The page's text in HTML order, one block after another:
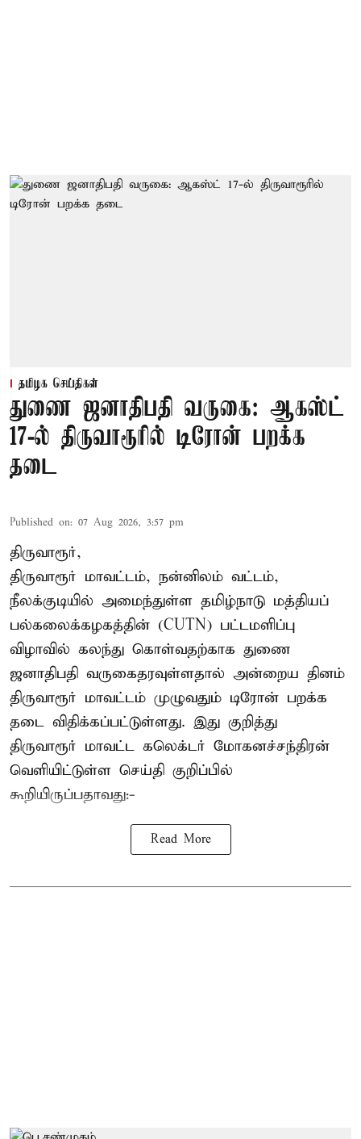
தமிழக செய்திகள்
துணை ஜனாதிபதி வருகை: ஆகஸ்ட்
17-ல் திருவாரூரில் டிரோன் பறக்க
தடை
Published on: 07 Aug 2026, 3:57 pm
திருவாரூர்,
திருவாரூர் மாவட்டம், நன்னிலம் வட்டம்,
நீலக்குடியில் அமைந்துள்ள தமிழ்நாடு மத்தியப்
பல்கலைக்கழகத்தின் (CUTN) பட்டமளிப்பு
விழாவில் கலந்து கொள்வதற்காக துணை
ஜனாதிபதி வருகைதரவுள்ளதால் அன்றைய தினம்
திருவாரூர் மாவட்டம் முழுவதும் டிரோன் பறக்க
தடை விதிக்கப்பட்டுள்ளது. இது குறித்து
திருவாரூர் மாவட்ட கலெக்டர் மோகனச்சந்திரன்
வெளியிட்டுள்ள செய்தி குறிப்பில்
கூறியிருப்பதாவது:-
Read More